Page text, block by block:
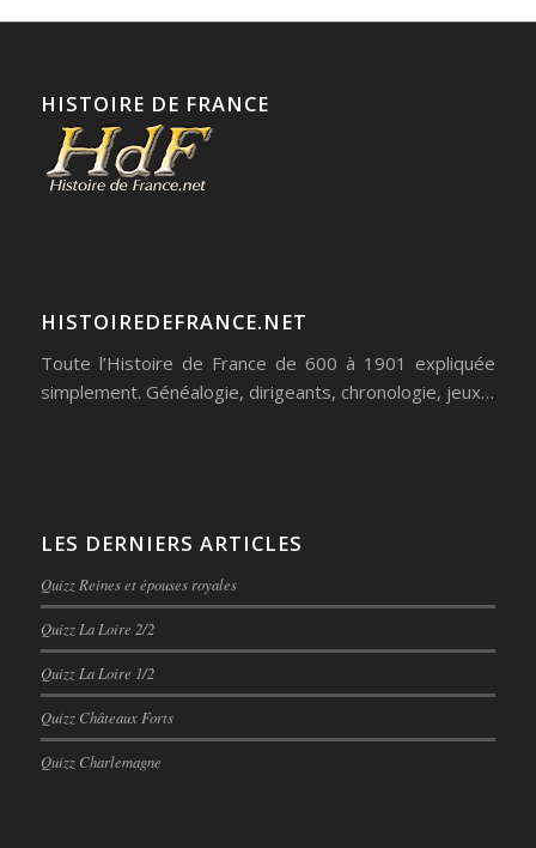
HISTOIRE DE FRANCE
HISTOIREDEFRANCE.NET
Toute l’Histoire de France de 600 à 1901 expliquée
simplement. Généalogie, dirigeants, chronologie, jeux…
LES DERNIERS ARTICLES
Quizz Reines et épouses royales
Quizz La Loire 2/2
Quizz La Loire 1/2
Quizz Châteaux Forts
Quizz Charlemagne